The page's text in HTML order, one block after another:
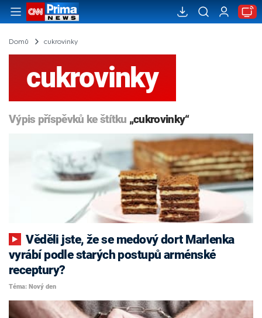
Domů cukrovinky
cukrovinky
Výpis příspěvků ke štítku „cukrovinky“
Věděli jste, že se medový dort Marlenka
vyrábí podle starých postupů arménské
receptury?
Téma: Nový den